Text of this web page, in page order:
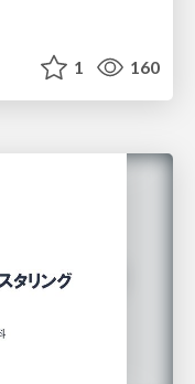
1 160